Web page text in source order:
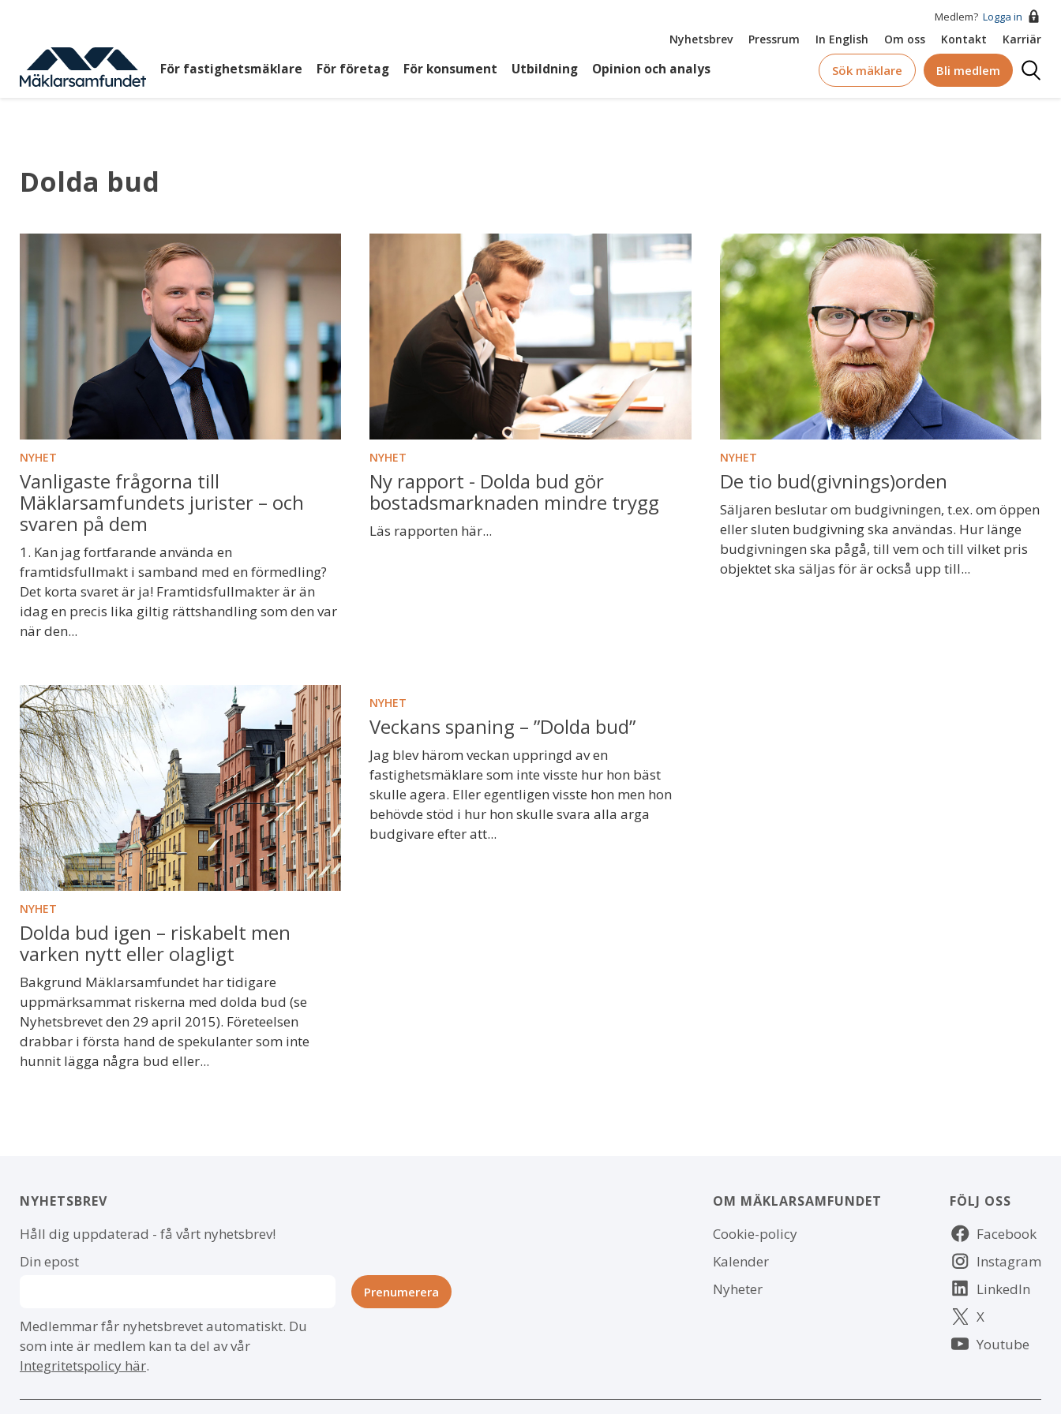
huvudinnehåll
Medlem? Logga in
Top
Nyhetsbrev Pressrum In English Om oss Kontakt Karriär
Huvudmeny
För fastighetsmäklare För företag För konsument Utbildning Opinion och analys Sök mäklare Bli medlem
Logga
Dolda bud
NYHET
Vanligaste frågorna till
Mäklarsamfundets jurister – och
svaren på dem
1. Kan jag fortfarande använda en
framtidsfullmakt i samband med en förmedling?
Det korta svaret är ja! Framtidsfullmakter är än
idag en precis lika giltig rättshandling som den var
när den...
NYHET
Ny rapport - Dolda bud gör
bostadsmarknaden mindre trygg
Läs rapporten här...
NYHET
De tio bud(givnings)orden
Säljaren beslutar om budgivningen, t.ex. om öppen
eller sluten budgivning ska användas. Hur länge
budgivningen ska pågå, till vem och till vilket pris
objektet ska säljas för är också upp till...
NYHET
Dolda bud igen – riskabelt men
varken nytt eller olagligt
Bakgrund Mäklarsamfundet har tidigare
uppmärksammat riskerna med dolda bud (se
Nyhetsbrevet den 29 april 2015). Företeelsen
drabbar i första hand de spekulanter som inte
hunnit lägga några bud eller...
NYHET
Veckans spaning – ”Dolda bud”
Jag blev härom veckan uppringd av en
fastighetsmäklare som inte visste hur hon bäst
skulle agera. Eller egentligen visste hon men hon
behövde stöd i hur hon skulle svara alla arga
budgivare efter att...
NYHETSBREV
Håll dig uppdaterad - få vårt nyhetsbrev!
Din epost
Medlemmar får nyhetsbrevet automatiskt. Du
som inte är medlem kan ta del av vår
Integritetspolicy här.
OM MÄKLARSAMFUNDET
Om
Cookie-policy
Kalender
Nyheter
FÖLJ OSS
Följ
oss
Facebook
Instagram
LinkedIn
X
Youtube